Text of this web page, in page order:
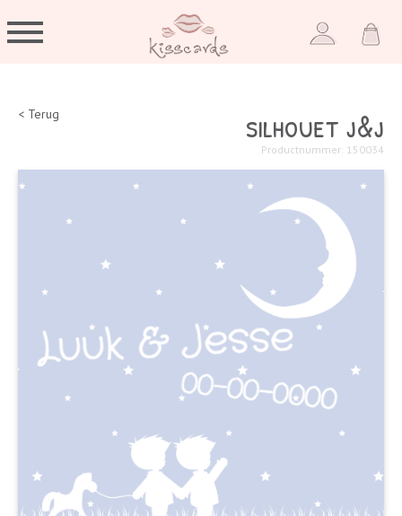
< Terug silhouet j&j
Productnummer: 150034